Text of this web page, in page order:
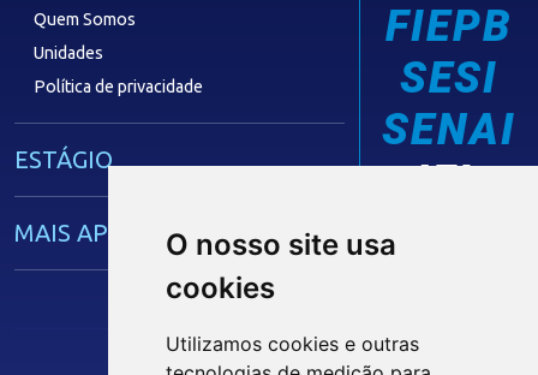
O nosso site usa
cookies
Utilizamos cookies e outras
Quem Somos
Unidades
Política de privacidade
ESTÁGIO
MAIS APRENDIZ
CAPACITAÇÃO EMPRESARIAL
FIEPB
SESI
SENAI
IEL